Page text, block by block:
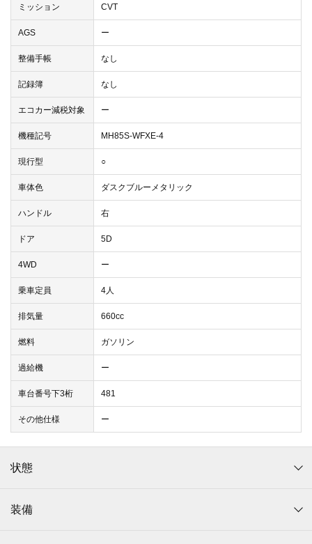
ミッション CVT
AGS ー
整備手帳 なし
記録簿 なし
エコカー減税対象 ー
機種記号 MH85S-WFXE-4
現行型 ○
車体色 ダスクブルーメタリック
ハンドル 右
ドア 5D
4WD ー
乗車定員 4人
排気量 660cc
燃料 ガソリン
過給機 ー
車台番号下3桁 481
その他仕様 ー
状態
装備